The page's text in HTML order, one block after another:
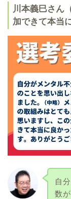
川本義巳さん
加できて本当
自
数